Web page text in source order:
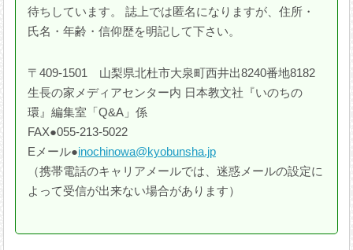
待ちしています。 誌上では匿名になりますが、住所・
氏名・年齢・信仰歴を明記して下さい。
〒409-1501 山梨県北杜市大泉町西井出8240番地8182
生長の家メディアセンター内 日本教文社 『いのちの
環』編集室「Q&A」係
FAX●055-213-5022
Eメール●inochinowa@kyobunsha.jp
（携帯電話のキャリアメールでは、迷惑メールの設定に
よって受信が出来ない場合があります）